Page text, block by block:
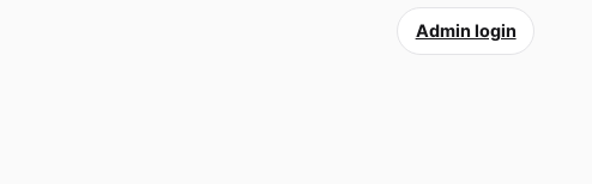
Admin login